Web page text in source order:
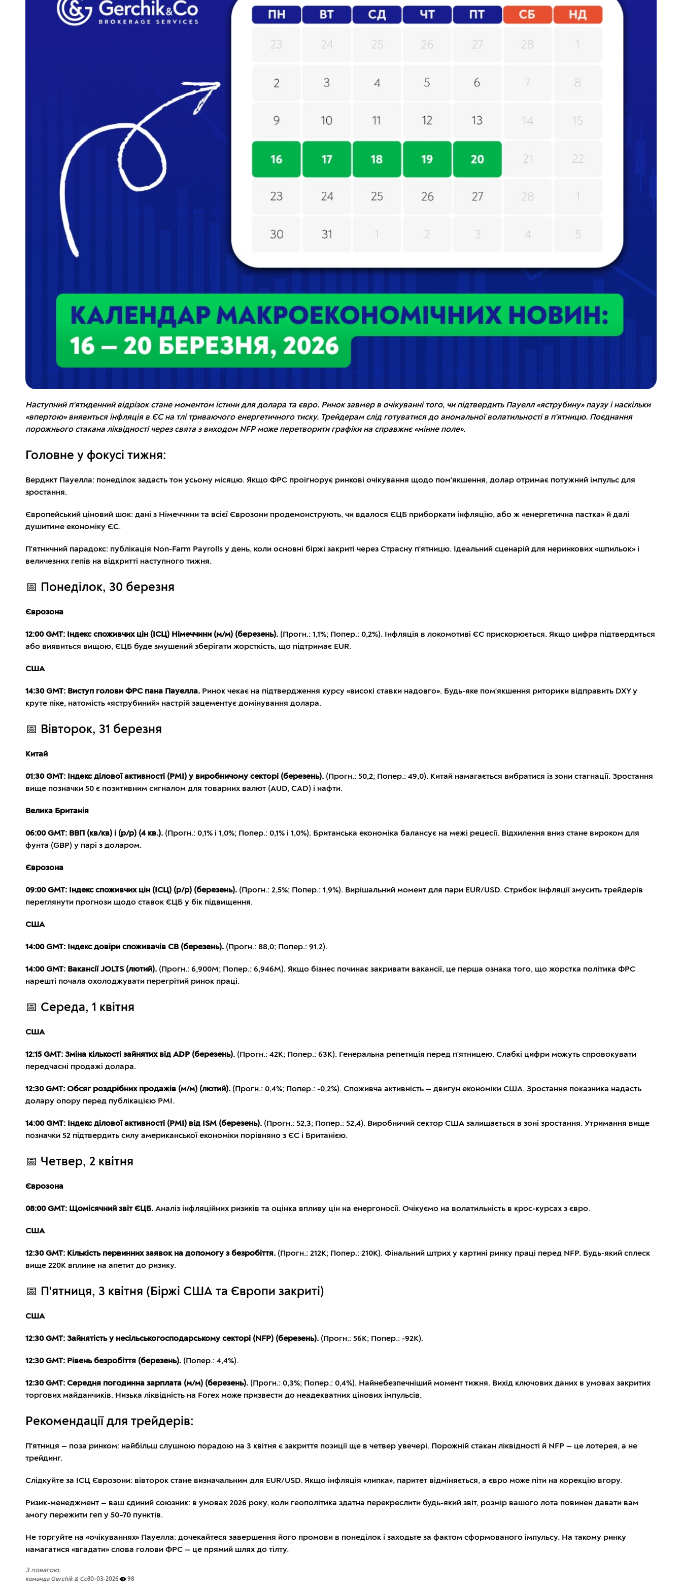
Наступний п'ятиденний відрізок стане моментом істини для долара та євро. Ринок завмер в очікуванні того, чи підтвердить Пауелл «яструбину» паузу і наскільки
«впертою» виявиться інфляція в ЄС на тлі триваючого енергетичного тиску. Трейдерам слід готуватися до аномальної волатильності в п'ятницю. Поєднання
порожнього стакана ліквідності через свята з виходом NFP може перетворити графіки на справжнє «мінне поле».
Головне у фокусі тижня:
Вердикт Пауелла: понеділок задасть тон усьому місяцю. Якщо ФРС проігнорує ринкові очікування щодо пом'якшення, долар отримає потужний імпульс для
зростання.
Європейський ціновий шок: дані з Німеччини та всієї Єврозони продемонструють, чи вдалося ЄЦБ приборкати інфляцію, або ж «енергетична пастка» й далі
душитиме економіку ЄС.
П'ятничний парадокс: публікація Non-Farm Payrolls у день, коли основні біржі закриті через Страсну п'ятницю. Ідеальний сценарій для нерин­кових «шпильок» і
величезних гепів на відкритті наступного тижня.
📅 Понеділок, 30 березня
Єврозона
12:00 GMT: Індекс споживчих цін (ІСЦ) Німеччини (м/м) (березень). (Прогн.: 1,1%; Попер.: 0,2%). Інфляція в локомотиві ЄС прискорюється. Якщо цифра підтвердиться
або виявиться вищою, ЄЦБ буде змушений зберігати жорсткість, що підтримає EUR.
США
14:30 GMT: Виступ голови ФРС пана Пауелла. Ринок чекає на підтвердження курсу «високі ставки надовго». Будь-яке пом'якшення риторики відправить DXY у
круте піке, натомість «яструбиний» настрій зацементує домінування долара.
📅 Вівторок, 31 березня
Китай
01:30 GMT: Індекс ділової активності (PMI) у виробничому секторі (березень). (Прогн.: 50,2; Попер.: 49,0). Китай намагається вибратися із зони стагнації. Зростання
вище позначки 50 є позитивним сигналом для товарних валют (AUD, CAD) і нафти.
Велика Британія
06:00 GMT: ВВП (кв/кв) і (р/р) (4 кв.). (Прогн.: 0,1% і 1,0%; Попер.: 0,1% і 1,0%). Британська економіка балансує на межі рецесії. Відхилення вниз стане вироком для
фунта (GBP) у парі з доларом.
Єврозона
09:00 GMT: Індекс споживчих цін (ІСЦ) (р/р) (березень). (Прогн.: 2,5%; Попер.: 1,9%). Вирішальний момент для пари EUR/USD. Стрибок інфляції змусить трейдерів
переглянути прогнози щодо ставок ЄЦБ у бік підвищення.
США
14:00 GMT: Індекс довіри споживачів CB (березень). (Прогн.: 88,0; Попер.: 91,2).
14:00 GMT: Вакансії JOLTS (лютий). (Прогн.: 6,900M; Попер.: 6,946M). Якщо бізнес починає закривати вакансії, це перша ознака того, що жорстка політика ФРС
нарешті почала охолоджувати перегрітий ринок праці.
📅 Середа, 1 квітня
США
12:15 GMT: Зміна кількості зайнятих від ADP (березень). (Прогн.: 42K; Попер.: 63K). Генеральна репетиція перед п'ятницею. Слабкі цифри можуть спровокувати
передчасні продажі долара.
12:30 GMT: Обсяг роздрібних продажів (м/м) (лютий). (Прогн.: 0,4%; Попер.: -0,2%). Споживча активність — двигун економіки США. Зростання показника надасть
долару опору перед публікацією PMI.
14:00 GMT: Індекс ділової активності (PMI) від ISM (березень). (Прогн.: 52,3; Попер.: 52,4). Виробничий сектор США залишається в зоні зростання. Утримання вище
позначки 52 підтвердить силу американської економіки порівняно з ЄС і Британією.
📅 Четвер, 2 квітня
Єврозона
08:00 GMT: Щомісячний звіт ЄЦБ. Аналіз інфляційних ризиків та оцінка впливу цін на енергоносії. Очікуємо на волатильність в крос-курсах з євро.
США
12:30 GMT: Кількість первинних заявок на допомогу з безробіття. (Прогн.: 212K; Попер.: 210K). Фінальний штрих у картині ринку праці перед NFP. Будь-який сплеск
вище 220K вплине на апетит до ризику.
📅 П'ятниця, 3 квітня (Біржі США та Європи закриті)
США
12:30 GMT: Зайнятість у несільськогосподарському секторі (NFP) (березень). (Прогн.: 56K; Попер.: -92K).
12:30 GMT: Рівень безробіття (березень). (Попер.: 4,4%).
12:30 GMT: Середня погодинна зарплата (м/м) (березень). (Прогн.: 0,3%; Попер.: 0,4%). Найнебезпечніший момент тижня. Вихід ключових даних в умовах закритих
торгових майданчиків. Низька ліквідність на Forex може призвести до неадекватних цінових імпульсів.
Рекомендації для трейдерів:
П'ятниця — поза ринком: найбільш слушною порадою на 3 квітня є закриття позиції ще в четвер увечері. Порожній стакан ліквідності й NFP — це лотерея, а не
трейдинг.
Слідкуйте за ІСЦ Єврозони: вівторок стане визначальним для EUR/USD. Якщо інфляція «липка», паритет відміняється, а євро може піти на корекцію вгору.
Ризик-менеджмент — ваш єдиний союзник: в умовах 2026 року, коли геополітика здатна перекреслити будь-який звіт, розмір вашого лота повинен давати вам
змогу пережити геп у 50–70 пунктів.
Не торгуйте на «очікуваннях» Пауелла: дочекайтеся завершення його промови в понеділок і заходьте за фактом сформованого імпульсу. На такому ринку
намагатися «вгадати» слова голови ФРС — це прямий шлях до тілту.
З повагою,
команда Gerchik & Co30-03-2026 98